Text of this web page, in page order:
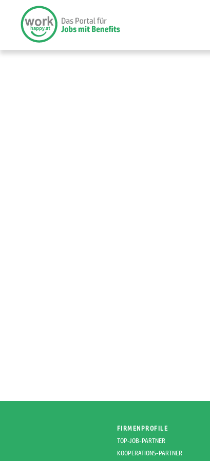
FIRMENPROFILE
TOP-JOB-PARTNER
KOOPERATIONS-PARTNER